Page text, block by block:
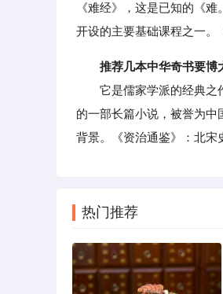
《难经》，这是已知的《
开设的主要基础课程之一。
推荐几本中华奇书要博
它是儒家学派的经典之作
的一部长篇小说，被誉为
背景。《资治通鉴》：北宋
热门推荐